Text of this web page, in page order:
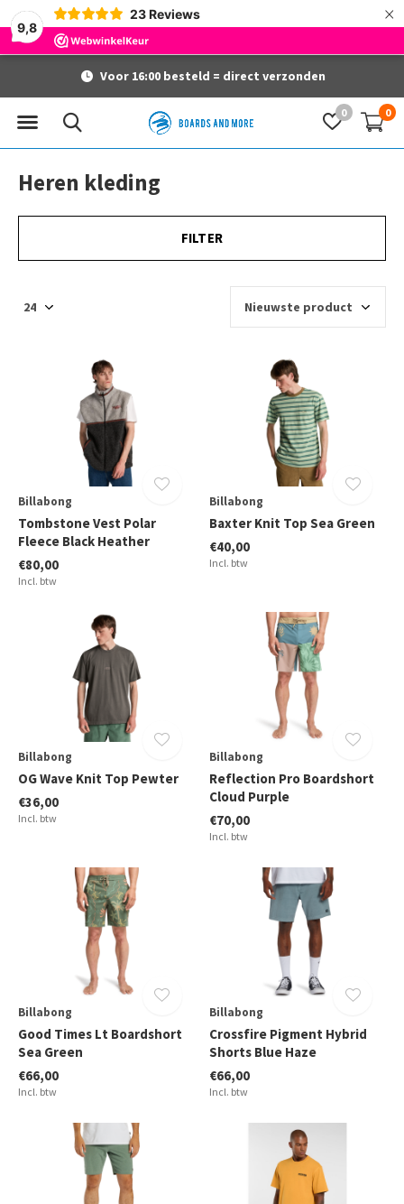
9,8
23 Reviews ×
0 0
verzonden Gratis verzending
Heren kleding
FILTER
Billabong
Tombstone Vest Polar
Fleece Black Heather
€80,00
Incl. btw
Billabong
Baxter Knit Top Sea Green
€40,00
Incl. btw
Billabong
OG Wave Knit Top Pewter
€36,00
Incl. btw
Billabong
Reflection Pro Boardshort
Cloud Purple
€70,00
Incl. btw
Billabong
Good Times Lt Boardshort
Sea Green
€66,00
Incl. btw
Billabong
Crossfire Pigment Hybrid
Shorts Blue Haze
€66,00
Incl. btw